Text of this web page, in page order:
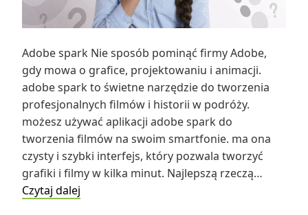
Adobe spark Nie sposób pominąć firmy Adobe,
gdy mowa o grafice, projektowaniu i animacji.
adobe spark to świetne narzędzie do tworzenia
profesjonalnych filmów i historii w podróży.
możesz używać aplikacji adobe spark do
tworzenia filmów na swoim smartfonie. ma ona
czysty i szybki interfejs, który pozwala tworzyć
grafiki i filmy w kilka minut. Najlepszą rzeczą…
Czytaj dalej